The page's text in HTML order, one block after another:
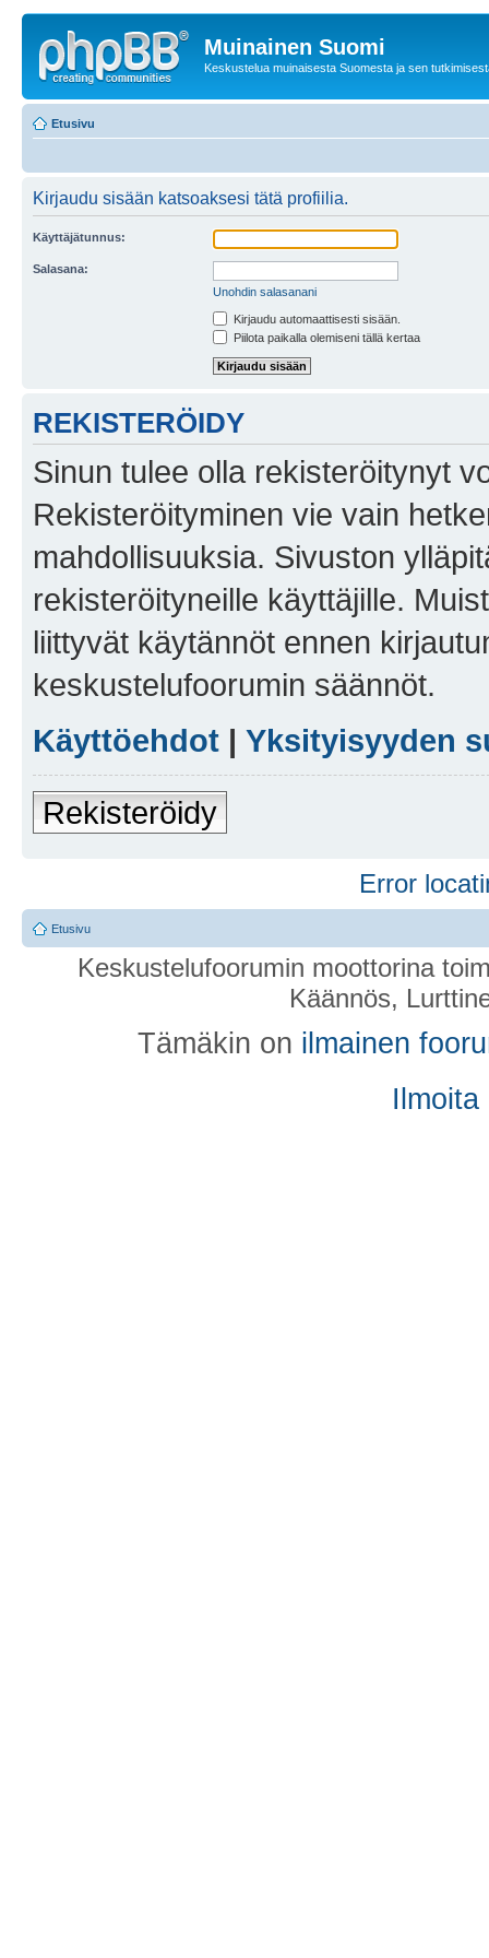
Muinainen Suomi
Keskustelua muinaisesta Suomesta ja sen
Etusivu
Kirjaudu sisään katsoaksesi tätä profiilia.
Käyttäjätunnus:
Salasana:
Unohdin salasanani
Kirjaudu automaattisesti sisään.
Piilota paikalla olemiseni tällä kertaa
REKISTERÖIDY
Sinun tulee olla rekisteröitynyt
Rekisteröityminen vie vain
mahdollisuuksia. Sivuston
rekisteröityneille käyttäjille.
liittyvät käytännöt ennen
keskustelufoorumin säännöt.
Käyttöehdot | Yksityisyyden
Rekisteröidy
Error
Etusivu
Keskustelufoorumin moottorina
Käännös,
Tämäkin on ilmainen